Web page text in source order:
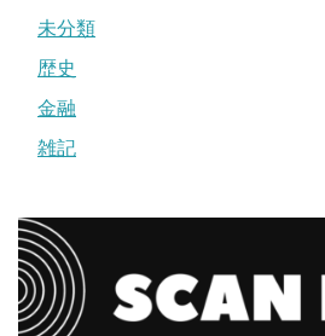
未分類
歴史
金融
雑記